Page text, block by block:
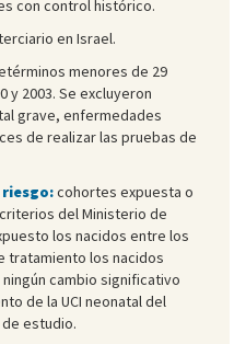
con control histórico.
en Israel.
menores de 29
y 2003. Se excluyeron
grave, enfermedades
de realizar las pruebas de
cohortes expuesta o
del Ministerio de
los nacidos entre los
tratamiento los nacidos
ningún cambio significativo
de la UCI neonatal del
estudio.